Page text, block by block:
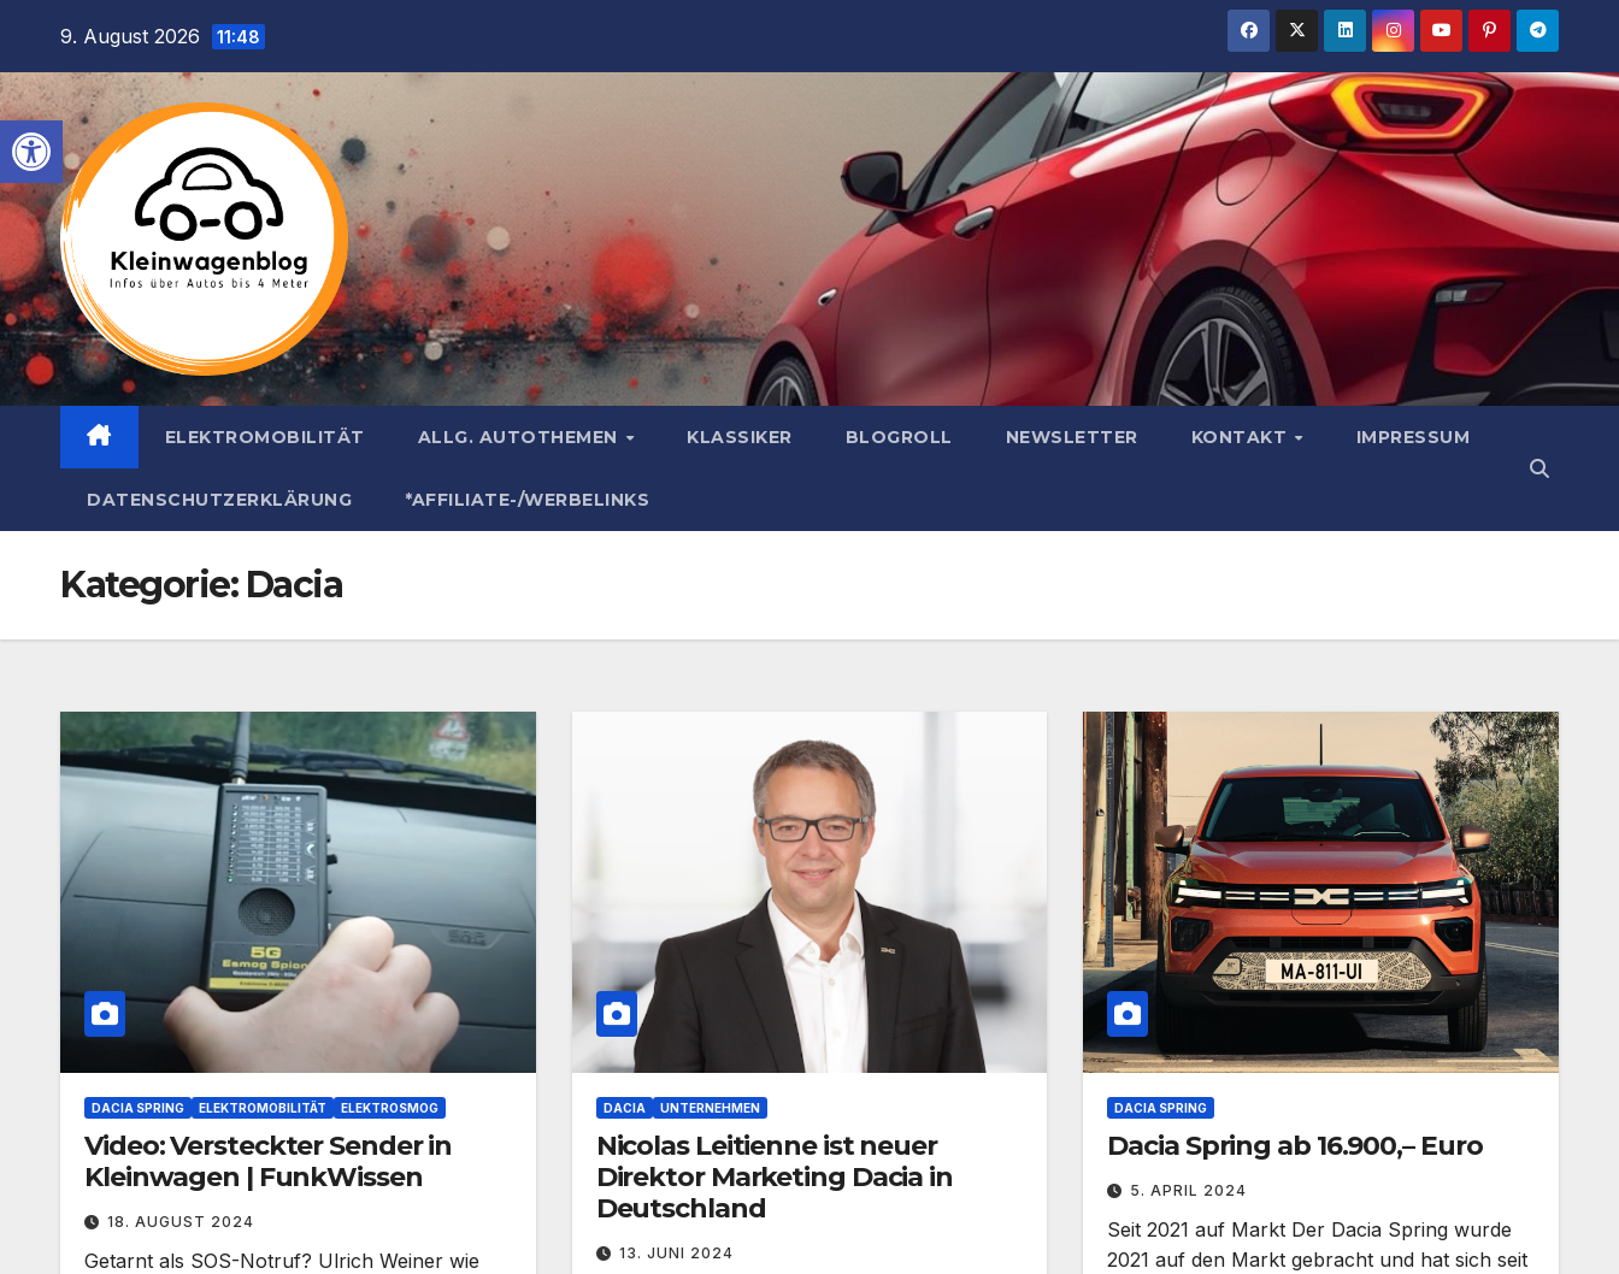
Werkzeugleiste öffnen
springen
springen
9. August 2026 11:48
ELEKTROMOBILITÄT ALLG. AUTOTHEMEN KLASSIKER BLOGROLL NEWSLETTER KONTAKT IMPRESSUM
DATENSCHUTZERKLÄRUNG *AFFILIATE-/WERBELINKS
Kategorie: Dacia
DACIA SPRING ELEKTROMOBILITÄT ELEKTROSMOG
Video: Versteckter Sender in
Kleinwagen | FunkWissen
18. AUGUST 2024
Getarnt als SOS-Notruf? Ulrich Weiner wie
DACIA UNTERNEHMEN
Nicolas Leitienne ist neuer
Direktor Marketing Dacia in
Deutschland
13. JUNI 2024
DACIA SPRING
Dacia Spring ab 16.900,– Euro
5. APRIL 2024
Seit 2021 auf Markt Der Dacia Spring wurde
2021 auf den Markt gebracht und hat sich seit